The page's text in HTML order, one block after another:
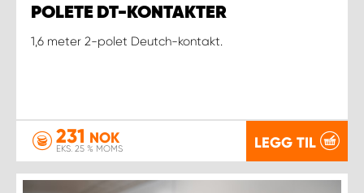
POLETE DT-KONTAKTER
1,6 meter 2-polet Deutch-kontakt.
231 NOK
EKS. 25 % MOMS LEGG TIL